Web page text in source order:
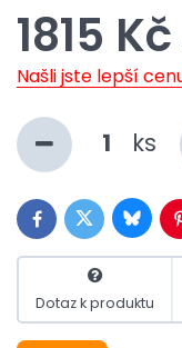
1815 Kč
Našli jste lepší
ks
FacebookTwitter
Dotaz k produktu